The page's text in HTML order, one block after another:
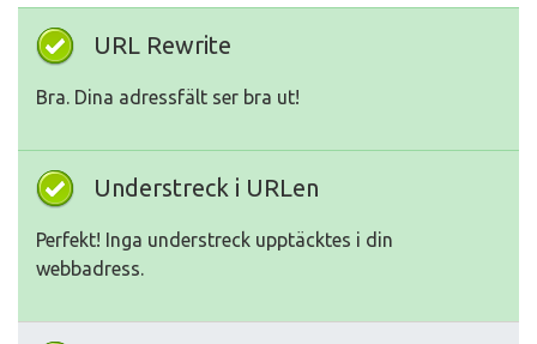
URL Rewrite
Bra. Dina adressfält ser bra ut!
Understreck i URLen
Perfekt! Inga understreck upptäcktes i din
webbadress.